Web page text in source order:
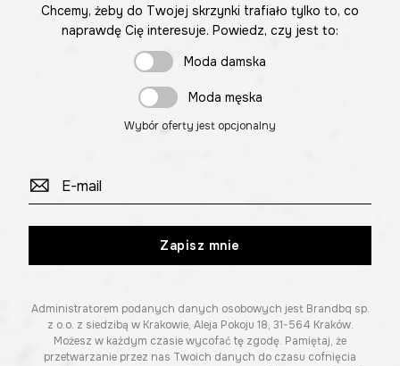
Chcemy, żeby do Twojej skrzynki trafiało tylko to, co
naprawdę Cię interesuje. Powiedz, czy jest to:
Moda damska
Moda męska
Wybór oferty jest opcjonalny
Zapisz mnie
Administratorem podanych danych osobowych jest Brandbq sp.
z o.o. z siedzibą w Krakowie, Aleja Pokoju 18, 31-564 Kraków.
Możesz w każdym czasie wycofać tę zgodę. Pamiętaj, że
przetwarzanie przez nas Twoich danych do czasu cofnięcia